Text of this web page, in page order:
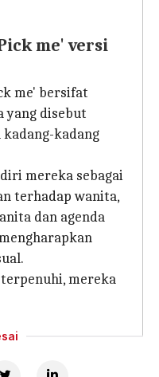
me' versi
me' bersifat
yang disebut
kadang
mereka sebagai
terhadap wanita,
dan agenda
mereka